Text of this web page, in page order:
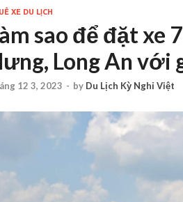
XE DU LỊCH
sao để đặt xe
Long An với
12 3, 2023 - by Du Lịch Kỳ Nghỉ Việt